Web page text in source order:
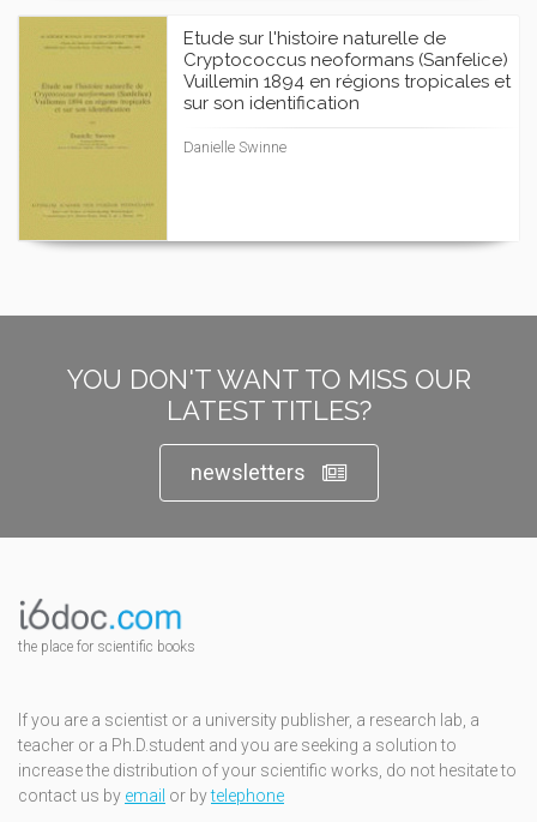
Etude sur l'histoire naturelle de
Cryptococcus neoformans (Sanfelice)
Vuillemin 1894 en régions tropicales et
sur son identification
Danielle Swinne
YOU DON'T WANT TO MISS OUR
LATEST TITLES?
newsletters
the place for scientific books
If you are a scientist or a university publisher, a research lab, a
teacher or a Ph.D.student and you are seeking a solution to
increase the distribution of your scientific works, do not hesitate to
contact us by email or bytelephone